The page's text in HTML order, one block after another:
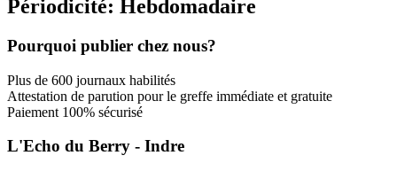
Périodicité: Hebdomadaire
Pourquoi publier chez nous?
Plus de 600 journaux habilités
Attestation de parution pour le greffe immédiate et gratuite
Paiement 100% sécurisé
L'Echo du Berry - Indre